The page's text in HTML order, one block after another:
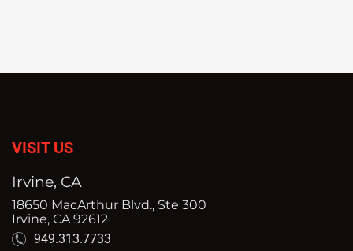
VISIT US
Irvine, CA
18650 MacArthur Blvd., Ste 300
Irvine, CA 92612
949.313.7733